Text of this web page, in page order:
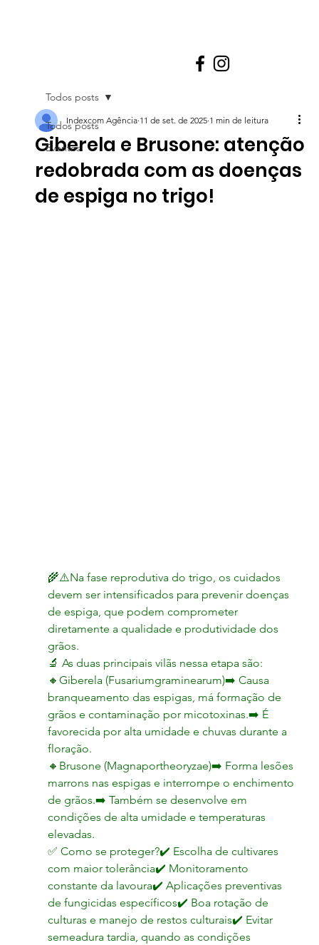
Todos posts
Eventos
Todos posts
Giberela e Brusone: atenção
redobrada com as doenças
de espiga no trigo!
Indexcom Agência 11 de set. de 2025 1 min de leitura
🌾⚠️Na fase reprodutiva do trigo, os cuidados
devem ser intensificados para prevenir doenças
de espiga, que podem comprometer
diretamente a qualidade e produtividade dos
grãos.
🔬 As duas principais vilãs nessa etapa são:
🔸Giberela (Fusariumgraminearum)➡️ Causa
branqueamento das espigas, má formação de
grãos e contaminação por micotoxinas.➡️ É
favorecida por alta umidade e chuvas durante a
floração.
🔸Brusone (Magnaportheoryzae)➡️ Forma lesões
marrons nas espigas e interrompe o enchimento
de grãos.➡️ Também se desenvolve em
condições de alta umidade e temperaturas
elevadas.
✅ Como se proteger?✔️ Escolha de cultivares
com maior tolerância✔️ Monitoramento
constante da lavoura✔️ Aplicações preventivas
de fungicidas específicos✔️ Boa rotação de
culturas e manejo de restos culturais✔️ Evitar
semeadura tardia, quando as condições